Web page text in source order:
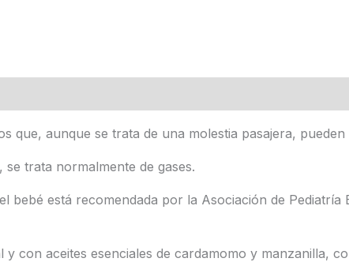
que, aunque se trata de una molestia pasajera,
trata normalmente de gases.
bebé está recomendada por la Asociación de
y con aceites esenciales de cardamomo y manzanilla,